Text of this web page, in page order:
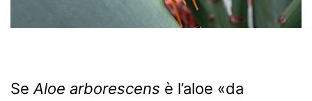
Se Aloe arborescens è l’aloe «da